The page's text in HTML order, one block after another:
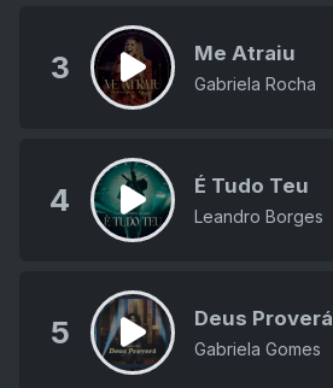
3 Me Atraiu
Gabriela Rocha
4 É Tudo Teu
Leandro Borges
5 Deus Proverá
Gabriela Gomes